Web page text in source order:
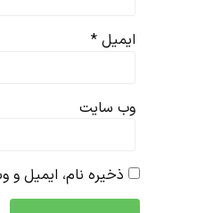
ایمیل *
وب‌ سایت
ذخیره نام، ایمیل و